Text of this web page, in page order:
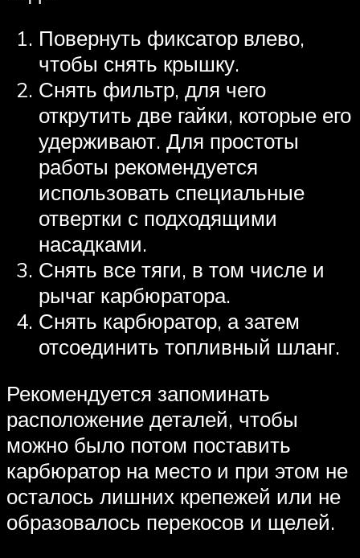
Повернуть фиксатор влево,
чтобы снять крышку.
Снять фильтр, для чего
открутить две гайки, которые его
удерживают. Для простоты
работы рекомендуется
использовать специальные
отвертки с подходящими
насадками.
Снять все тяги, в том числе и
рычаг карбюратора.
Снять карбюратор, а затем
отсоединить топливный шланг.
Рекомендуется запоминать
расположение деталей, чтобы
можно было потом поставить
карбюратор на место и при этом не
осталось лишних крепежей или не
образовалось перекосов и щелей.